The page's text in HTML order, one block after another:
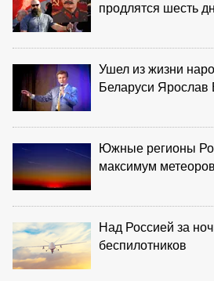
продлятся шесть
Ушел из жизни
Беларуси Ярослав
Южные регионы
максимум
Над Россией за
беспилотников